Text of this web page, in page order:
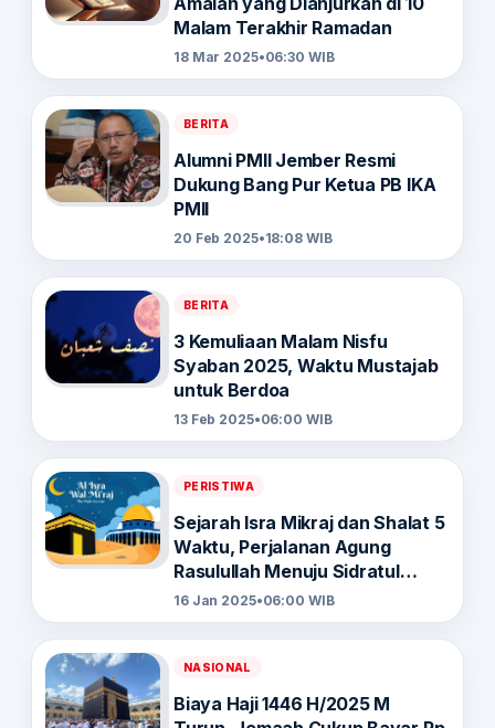
Malam Terakhir Ramadan
18 Mar 2025•06:30 WIB
BERITA
Alumni PMII Jember Resmi
Dukung Bang Pur Ketua PB IKA
PMII
20 Feb 2025•18:08 WIB
BERITA
3 Kemuliaan Malam Nisfu
Syaban 2025, Waktu Mustajab
untuk Berdoa
13 Feb 2025•06:00 WIB
PERISTIWA
Sejarah Isra Mikraj dan Shalat 5
Waktu, Perjalanan Agung
Rasulullah Menuju Sidratul
Muntaha
16 Jan 2025•06:00 WIB
NASIONAL
Biaya Haji 1446 H/2025 M